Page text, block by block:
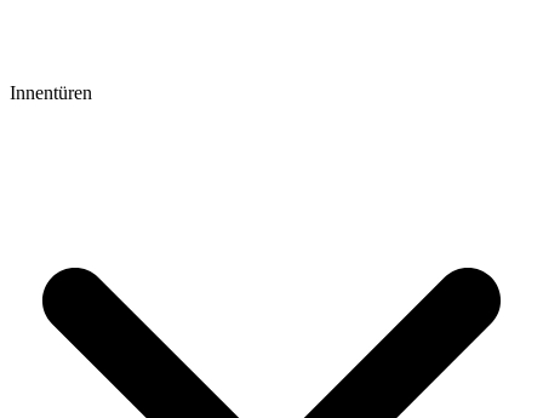
Innentüren